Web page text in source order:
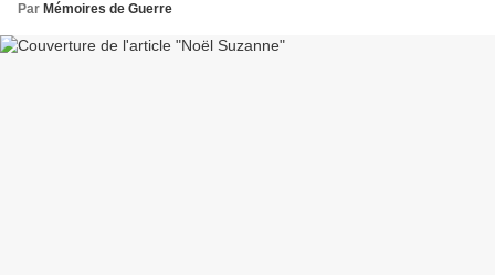
Par Mémoires de Guerre